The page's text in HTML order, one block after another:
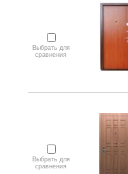
Выбрать для
сравнения
Выбрать для
сравнения